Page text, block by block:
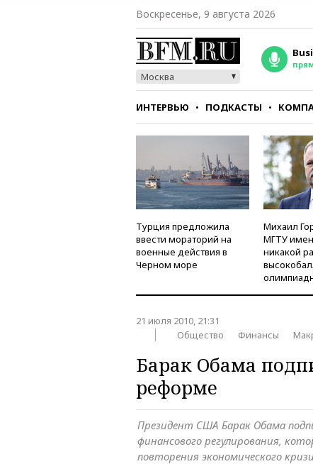
Воскресенье, 9 августа 2026
Москва
ИНТЕРВЬЮ ПОДКАСТЫ
СТИЛЬ ТЕСТЫ
Турция предложила
ввести мораторий на
военные действия в
Черном море
Михаил
МГТУ
никакой
21 июля 2010, 21:31
Общество
Финансы
Барак Обама
реформе
Президент США Барак Обама
финансового регулирования,
повторения экономического